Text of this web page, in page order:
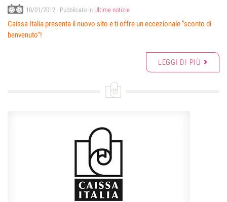
18/01/2012 - Pubblicato in Ultime notizie
Caissa Italia presenta il nuovo sito e ti offre un eccezionale "sconto di
benvenuto"!
LEGGI DI PIÙ